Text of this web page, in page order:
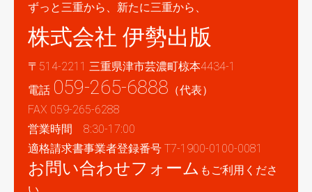
ずっと三重から、新たに三重から、
株式会社 伊勢出版
〒514-2211 三重県津市芸濃町椋本4434-1
電話 059-265-6888 （代表）
FAX 059-265-6288
営業時間 8:30-17:00
適格請求書事業者登録番号 T7-1900-0100-0081
お問い合わせフォーム もご利用くださ